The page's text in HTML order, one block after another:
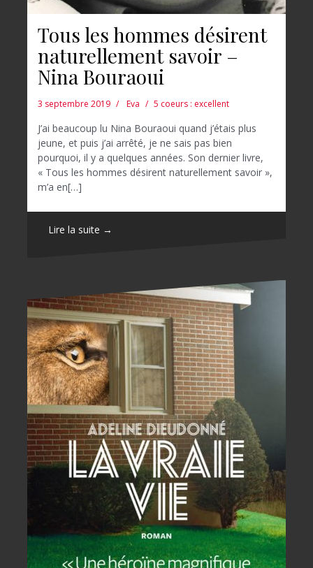
Tous les hommes désirent
naturellement savoir –
Nina Bouraoui
3 septembre 2019 Eva 5 coeurs : excellent
J’ai beaucoup lu Nina Bouraoui quand j’étais plus
jeune, et puis j’ai arrêté, je ne sais pas bien
pourquoi, il y a quelques années. Son dernier livre,
« Tous les hommes désirent naturellement savoir »,
m’a en[…]
Lire la suite →